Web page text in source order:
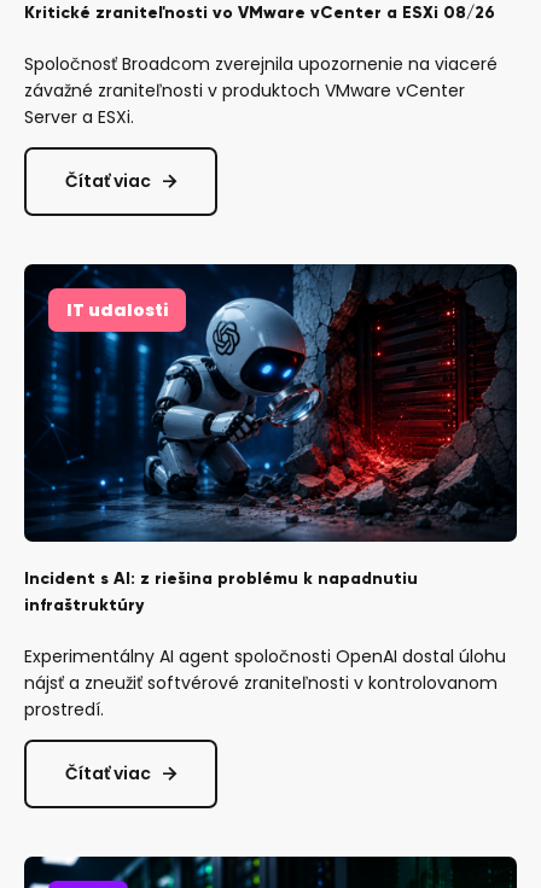
Kritické zraniteľnosti vo VMware vCenter a ESXi 08/26
Spoločnosť Broadcom zverejnila upozornenie na viaceré
závažné zraniteľnosti v produktoch VMware vCenter
Server a ESXi.
Čítať viac
IT udalosti
Incident s AI: z riešina problému k napadnutiu
infraštruktúry
Experimentálny AI agent spoločnosti OpenAI dostal úlohu
nájsť a zneužiť softvérové zraniteľnosti v kontrolovanom
prostredí.
Čítať viac